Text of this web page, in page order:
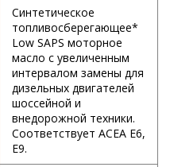
Синтетическое
топливосберегающее*
Low SAPS моторное
масло с увеличенным
интервалом замены для
дизельных двигателей
шоссейной и
внедорожной техники.
Соответствует ACEA E6,
E9.